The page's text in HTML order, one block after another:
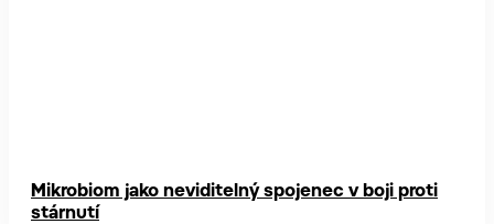
Mikrobiom jako neviditelný spojenec v boji proti
stárnutí